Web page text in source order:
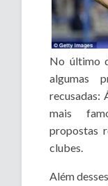
No último
algumas
recusadas:
mais
propostas
clubes.
Além